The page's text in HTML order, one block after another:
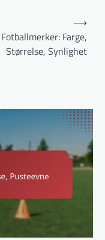
Fotballmerker: Farge,
Størrelse, Synlighet
⟶